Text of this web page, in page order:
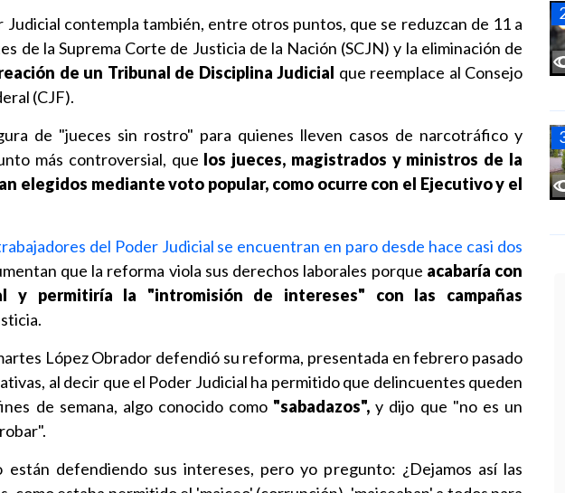
Judicial contempla también, entre otros puntos, que se reduzcan de 11 a
de la Suprema Corte de Justicia de la Nación (SCJN) y la eliminación de
de un Tribunal de Disciplina Judicial que reemplace al Consejo
(CJF).
de "jueces sin rostro" para quienes lleven casos de narcotráfico y
más controversial, que los jueces, magistrados y ministros de la
elegidos mediante voto popular, como ocurre con el Ejecutivo y el
del Poder Judicial se encuentran en paro desde hace casi dos
que la reforma viola sus derechos laborales porque acabaría con
y permitiría la "intromisión de intereses" con las campañas
López Obrador defendió su reforma, presentada en febrero pasado
al decir que el Poder Judicial ha permitido que delincuentes queden
de semana, algo conocido como "sabadazos", y dijo que "no es un
están defendiendo sus intereses, pero yo pregunto: ¿Dejamos así las